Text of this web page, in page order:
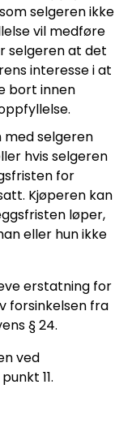
selgeren ikke
vil medføre
selgeren at det
interesse i at
bort innen
med selgeren
hvis selgeren
for
Kjøperen kan
løper,
eller hun ikke
erstatning for
forsinkelsen fra
§ 24.
ved
11.